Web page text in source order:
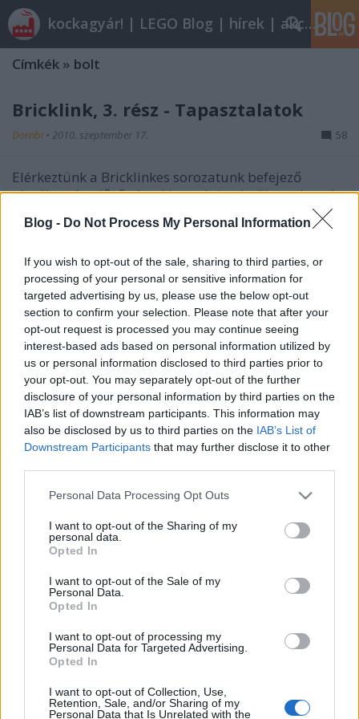
Blog - Do Not Process My Personal Information
If you wish to opt-out of the sale, sharing to third parties, or
processing of your personal or sensitive information for
targeted advertising by us, please use the below opt-out
section to confirm your selection. Please note that after your
opt-out request is processed you may continue seeing
interest-based ads based on personal information utilized by
us or personal information disclosed to third parties prior to
your opt-out. You may separately opt-out of the further
disclosure of your personal information by third parties on the
IAB’s list of downstream participants. This information may
also be disclosed by us to third parties on the IAB’s List of
Downstream Participants that may further disclose it to other
Please note that this website/app uses one or more Google
not limited to your visit or usage behaviour. You may click to
grant or deny consent to Google and its third-party tags to
use your data for below specified purposes in below Google
consent section.
Personal Data Processing Opt Outs
I want to opt-out of the Sharing of my
personal data.
Opted In
I want to opt-out of the Sale of my
Personal Data.
Opted In
I want to opt-out of processing my
Personal Data for Targeted Advertising.
Opted In
I want to opt-out of Collection, Use,
Retention, Sale, and/or Sharing of my
Personal Data that Is Unrelated with the
kockagyár! | LEGO Blog | hírek | akciók |
Címkék » bolt
Bricklink, 3. rész - Tapasztalatok
Dornbi • 2010. szeptember 17. 58
Elérkeztünk a Bricklinkes sorozatunk befejező
részéhez. Az előző részekben végignéztük az elemek
valamint a kívánságlista használatát, a mostani
Erősen tömörített…
Bricklink, 2. rész - Kívánságlista
(Wanted List)
Dornbi• 2010. szeptember 09.
Ezennel folytatom a Bricklinkről kezdett sorozatot. A
nulladik részben megnéztük, hogyan lehet a
kockákat és a színeket azonosítani, az első részben
pedig már kockákat is vásároltunk a Bricklink.com-
on. A mostani részben egy kicsit életszerűbb
helyzettel foglalkozunk: mi…
Legoland Németország 2010
•2010. május 20.
Összesen négy működő Legoland park van a világon.
személyes beszámoló arról, amelyik a legközelebb
van hozzánk. Németországban található Ulm
mellett, a Google Térkép szerint bő 800 kilométerre,
azaz mintegy hétórányi…